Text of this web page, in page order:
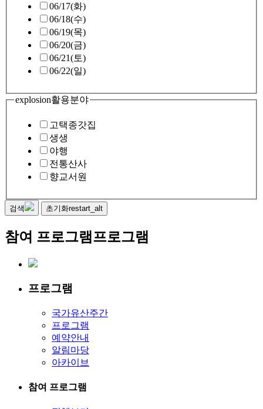
06/17(화)
06/18(수)
06/19(목)
06/20(금)
06/21(토)
06/22(일)
explosion활용분야
고택종갓집
생생
야행
전통산사
향교서원
검색 초기화restart_alt
참여 프로그램프로그램
프로그램
국가유산주간
프로그램
예약안내
알림마당
아카이브
참여 프로그램